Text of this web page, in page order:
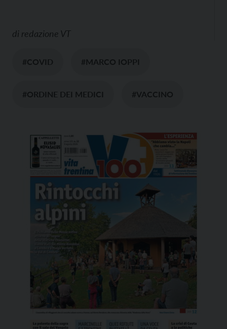
di redazione VT
#COVID #MARCO IOPPI
#ORDINE DEI MEDICI #VACCINO